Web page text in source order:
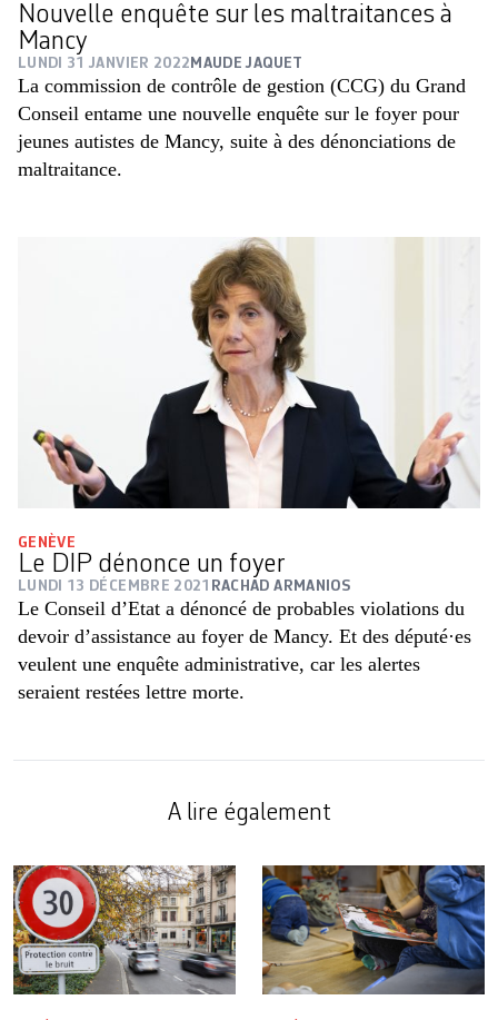
Nouvelle enquête sur les maltraitances à
Mancy
LUNDI 31 JANVIER 2022 MAUDE JAQUET
La commission de contrôle de gestion (CCG) du Grand
Conseil entame une nouvelle enquête sur le foyer pour
jeunes autistes de Mancy, suite à des dénonciations de
maltraitance.
GENÈVE
Le DIP dénonce un foyer
LUNDI 13 DÉCEMBRE 2021 RACHAD ARMANIOS
Le Conseil d’Etat a dénoncé de probables violations du
devoir d’assistance au foyer de Mancy. Et des député·es
veulent une enquête administrative, car les alertes
seraient restées lettre morte.
A lire également